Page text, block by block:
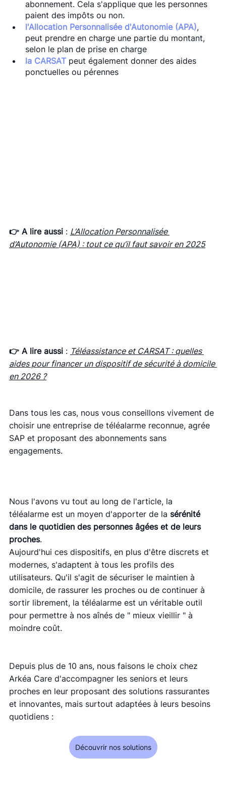
abonnement. Cela s'applique que les personnes
paient des impôts ou non.
l'Allocation Personnalisée d'Autonomie (APA),
peut prendre en charge une partie du montant,
selon le plan de prise en charge
la CARSAT peut également donner des aides
ponctuelles ou pérennes
👉 A lire aussi : L’Allocation Personnalisée
d’Autonomie (APA) : tout ce qu’il faut savoir en 2025
👉 A lire aussi : Téléassistance et CARSAT : quelles
aides pour financer un dispositif de sécurité à domicile
en 2026 ?
Dans tous les cas, nous vous conseillons vivement de
choisir une entreprise de téléalarme reconnue, agrée
SAP et proposant des abonnements sans
engagements.
Nous l'avons vu tout au long de l'article, la
téléalarme est un moyen d'apporter de la sérénité
dans le quotidien des personnes âgées et de leurs
proches.
Aujourd'hui ces dispositifs, en plus d'être discrets et
modernes, s'adaptent à tous les profils des
utilisateurs. Qu'il s'agit de sécuriser le maintien à
domicile, de rassurer les proches ou de continuer à
sortir librement, la téléalarme est un véritable outil
pour permettre à nos aînés de " mieux vieillir " à
moindre coût.
Depuis plus de 10 ans, nous faisons le choix chez
Arkéa Care d'accompagner les seniors et leurs
proches en leur proposant des solutions rassurantes
et innovantes, mais surtout adaptées à leurs besoins
quotidiens :
Découvrir nos solutions